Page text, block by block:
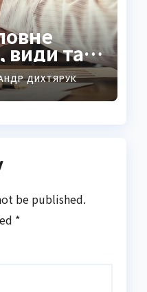
види та
ДИХТЯРУК
be published.
*